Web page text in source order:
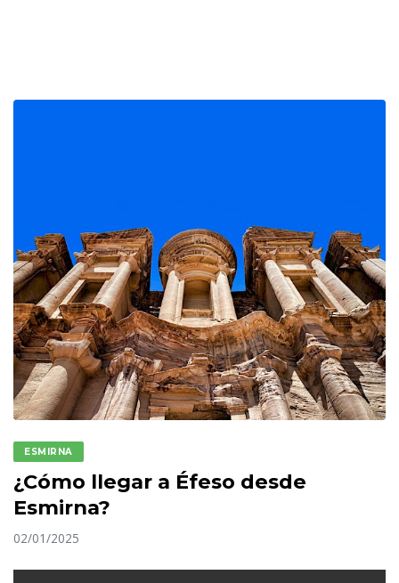
ESMIRNA
¿Cómo llegar a Éfeso desde
Esmirna?
02/01/2025